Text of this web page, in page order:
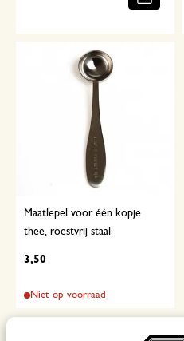
Maatlepel voor één kopje
thee, roestvrij staal
3,50
Niet op voorraad